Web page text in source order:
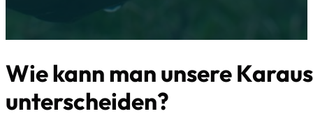
Wie kann man unsere
unterscheiden?